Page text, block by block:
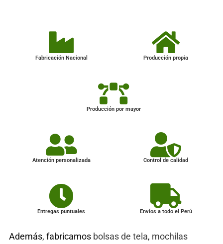
Fabricación Nacional Producción propia
Producción por mayor
Atención personalizada Control de calidad
Entregas puntuales Envíos a todo el Perú
Además, fabricamos bolsas de tela, mochilas